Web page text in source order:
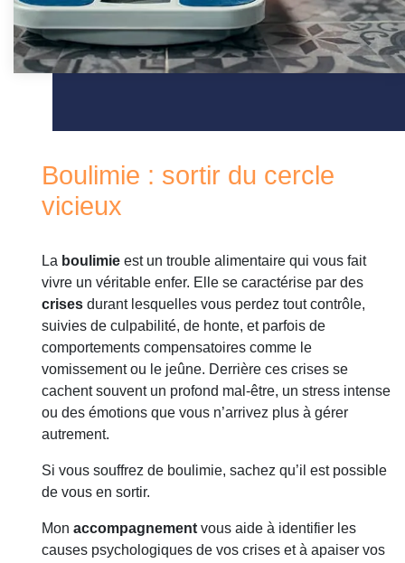
Boulimie : sortir du cercle
vicieux
La boulimie est un trouble alimentaire qui vous fait
vivre un véritable enfer. Elle se caractérise par des
crises durant lesquelles vous perdez tout contrôle,
suivies de culpabilité, de honte, et parfois de
comportements compensatoires comme le
vomissement ou le jeûne. Derrière ces crises se
cachent souvent un profond mal-être, un stress intense
ou des émotions que vous n’arrivez plus à gérer
autrement.
Si vous souffrez de boulimie, sachez qu’il est possible
de vous en sortir.
Mon accompagnement vous aide à identifier les
causes psychologiques de vos crises et à apaiser vos